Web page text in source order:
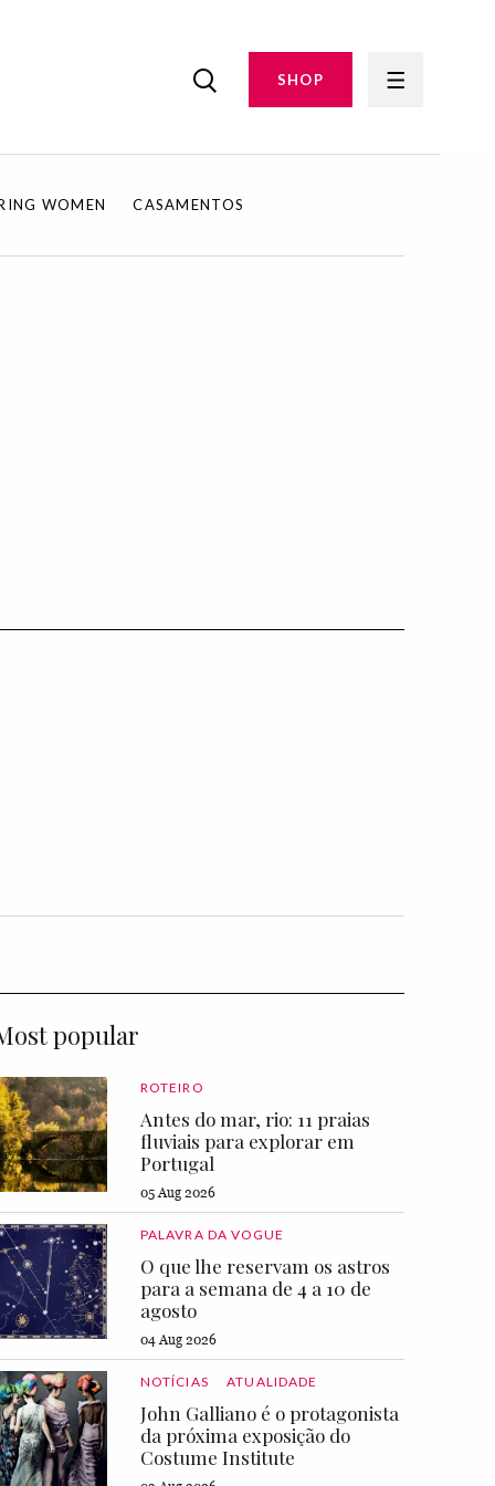
SHOP
WOMEN CASAMENTOS
popular
ROTEIRO
Antes do mar, rio: 11 praias
fluviais para explorar em
Portugal
05 Aug 2026
PALAVRA DA VOGUE
O que lhe reservam os astros
para a semana de 4 a 10 de
agosto
04 Aug 2026
NOTÍCIAS ATUALIDADE
John Galliano é o protagonista
da próxima exposição do
Costume Institute